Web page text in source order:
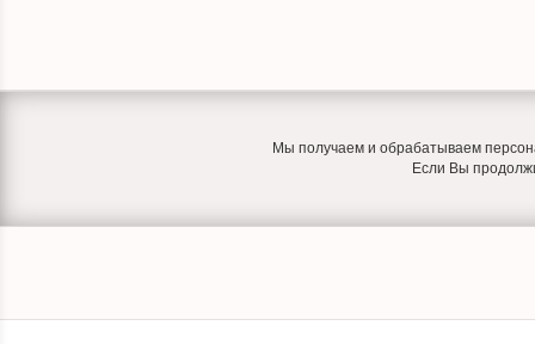
Мы получаем и обрабатываем
Если Вы